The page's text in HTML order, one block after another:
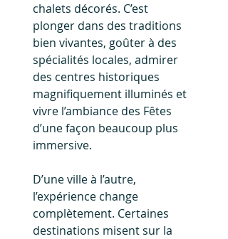
chalets décorés. C’est
plonger dans des traditions
bien vivantes, goûter à des
spécialités locales, admirer
des centres historiques
magnifiquement illuminés et
vivre l’ambiance des Fêtes
d’une façon beaucoup plus
immersive.
D’une ville à l’autre,
l’expérience change
complètement. Certaines
destinations misent sur la